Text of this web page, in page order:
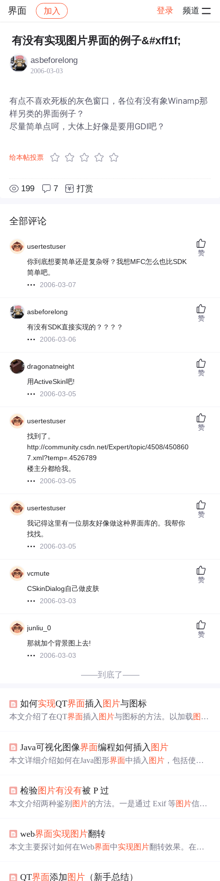
界面 加入 登录 频道
社区 界面 帖子详情
有没有实现图片界面的例子&#xff1f;
asbeforelong
2006-03-03
有点不喜欢死板的灰色窗口，各位有没有象Winamp那
样另类的界面例子？
尽量简单点呵，大体上好像是要用GDI吧？
给本帖投票
199 7 打赏
全部评论
usertestuser
你到底想要简单还是复杂呀？我想MFC怎么也比SDK
简单吧。
2006-03-07
赞
asbeforelong
有没有SDK直接实现的？？？？
2006-03-06
赞
dragonatneight
用ActiveSkin吧!
2006-03-05
赞
usertestuser
找到了。
http://community.csdn.net/Expert/topic/4508/450860
7.xml?temp=.4526789
楼主分都给我。
2006-03-05
赞
usertestuser
我记得这里有一位朋友好像做这种界面库的。我帮你
找找。
2006-03-05
赞
vcmute
CSkinDialog自己做皮肤
2006-03-03
赞
junliu_0
那就加个背景图上去!
2006-03-03
赞
——到底了——
如何实现QT界面插入 图片与图标
本文介绍了在QT界面插入 图片与图标的方法。以加载图片
与逻辑分离。还提及编辑界面图标的方法，包括储备QIcon
知识、创建.qrc文件及修改逻辑文件。
Java可视化图像界面编程如何插入 图片
本文详细介绍如何在Java图形界面中插入 图片 ，包括使用I
检验图片有没有被 P 过
本文介绍两种鉴别 图片的方法。一是通过 Exif 等图片信息
站的功能，如 Clone Detection 检测克隆现象、Error Level A
nalysis 突出突兀像素，但该网站对人造图像适用性较差。
web界面实现图片翻转
本文主要探讨如何在Web界面中实现图片翻转效果。在尝
题尚未得到解决。
QT界面添加 图片 （新手总结）